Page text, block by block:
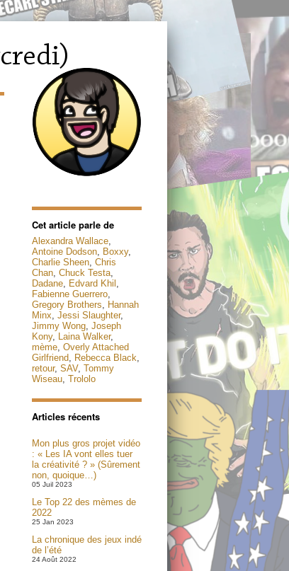
Cet article parle de
Alexandra Wallace,
Antoine Dodson, Boxxy,
Charlie Sheen, Chris
Chan, Chuck Testa,
Dadane, Edvard Khil ,
Fabienne Guerrero,
Gregory Brothers, Hannah
Minx, Jessi Slaughter,
Jimmy Wong, Joseph
Kony, Laina Walker,
mème, Overly Attached
Girlfriend, Rebecca Black,
retour, SAV, Tommy
Wiseau, Trololo
Articles récents
Mon plus gros projet vidéo
: « Les IA vont elles tuer
la créativité ? » (Sûrement
non, quoique…)
05 Juil 2023
Le Top 22 des mèmes de
2022
25 Jan 2023
La chronique des jeux indé
de l’été
24 Août 2022